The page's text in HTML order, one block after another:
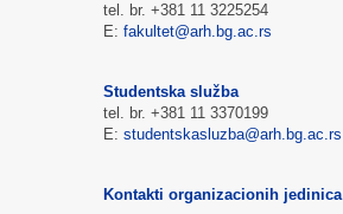
tel. br. +381 11 3225254
E: fakultet@arh.bg.ac.rs
Studentska služba
tel. br. +381 11 3370199
E: studentskasluzba@arh.bg.ac.rs
Kontakti organizacionih jedinica